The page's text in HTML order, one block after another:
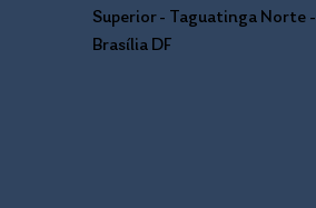
Superior - Taguatinga Norte -
Brasília DF